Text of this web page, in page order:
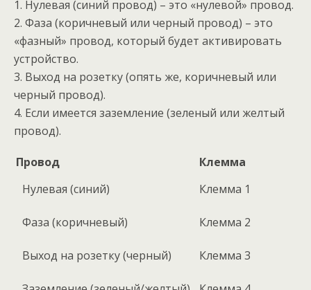
1. Нулевая (синий провод) – это «нулевой» провод.
2. Фаза (коричневый или черный провод) – это
«фазный» провод, который будет активировать
устройство.
3. Выход на розетку (опять же, коричневый или
черный провод).
4. Если имеется заземление (зеленый или желтый
провод).
Провод
Клемма
Нулевая (синий)
Клемма 1
Фаза (коричневый) Клемма 2
Выход на розетку (черный) Клемма 3